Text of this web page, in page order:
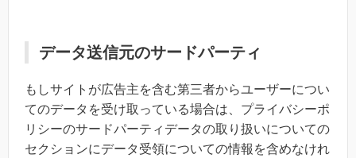
データ送信元のサードパーティ
もしサイトが広告主を含む第三者からユーザーについ
てのデータを受け取っている場合は、プライバシーポ
リシーのサードパーティデータの取り扱いについての
セクションにデータ受領についての情報を含めなけれ